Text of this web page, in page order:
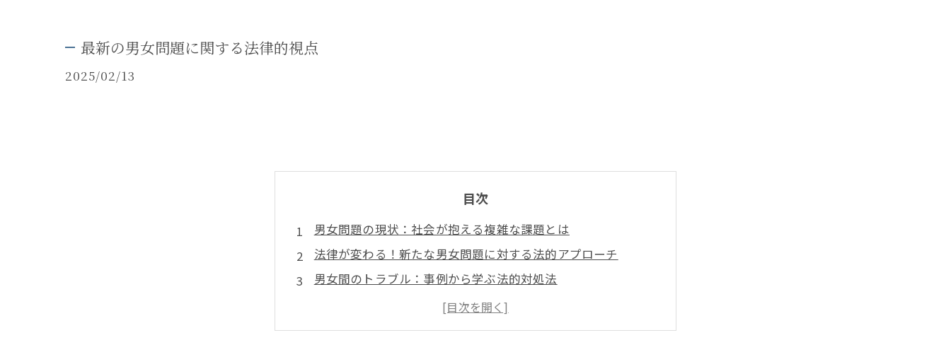
最新の男女問題に関する法律的視点
2025/02/13
目次
男女問題の現状：社会が抱える複雑な課題とは
法律が変わる！新たな男女問題に対する法的アプローチ
男女間のトラブル：事例から学ぶ法的対処法
専門家が語る、男女問題に関する最新の法的知識
法律を味方に：効果的な解決策とその実践